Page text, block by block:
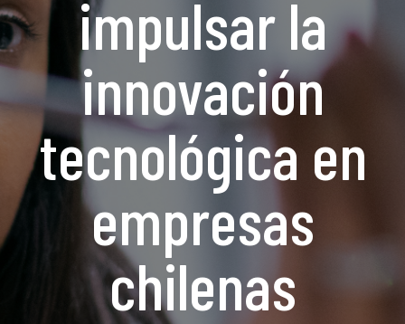
impulsar la
innovación
tecnológica en
empresas
chilenas